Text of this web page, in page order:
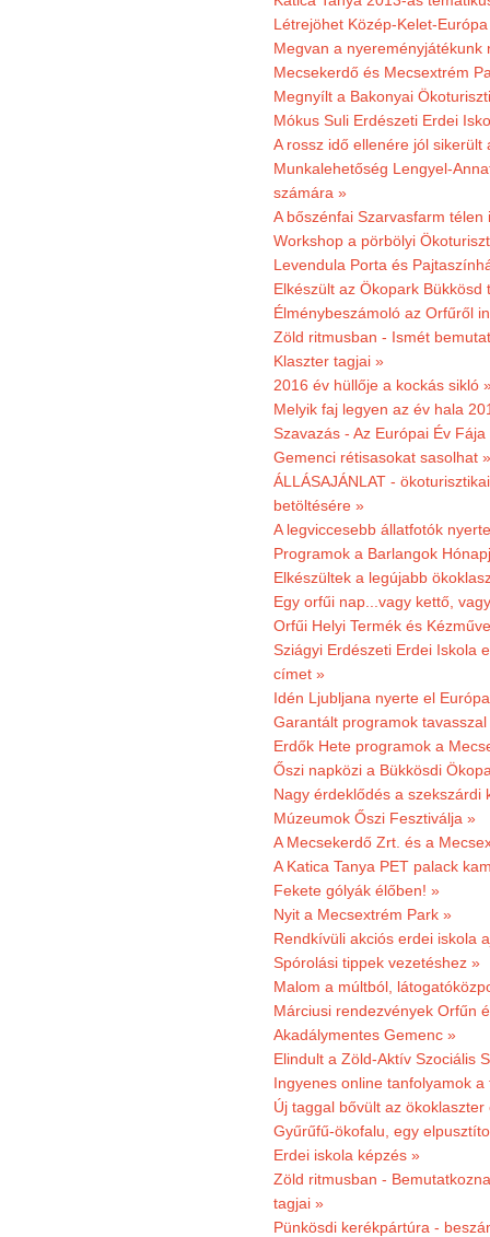
Létrejöhet Közép-Kelet-
Megvan a nyereményjátékunk
Mecsekerdő és Mecsextrém
Megnyílt a Bakonyai
Mókus Suli Erdészeti Erdei
A rossz idő ellenére jól sikerült
Munkalehetőség Lengyel-
számára »
A bőszénfai Szarvasfarm
Workshop a pörbölyi
Levendula Porta és
Elkészült az Ökopark
Élménybeszámoló az Orfűről
Zöld ritmusban - Ismét
Klaszter tagjai »
2016 év hüllője a kockás sikló
Melyik faj legyen az év hala
Szavazás - Az Európai Év
Gemenci rétisasokat sasolhat »
ÁLLÁSAJÁNLAT -
betöltésére »
A legviccesebb állatfotók
Programok a Barlangok
Elkészültek a legújabb
Egy orfűi nap...vagy kettő,
Orfűi Helyi Termék és
Sziágyi Erdészeti Erdei Iskola
címet »
Idén Ljubljana nyerte el
Garantált programok tavasszal
Erdők Hete programok a
Őszi napközi a Bükkösdi
Nagy érdeklődés a szekszárdi
Múzeumok Őszi Fesztiválja »
A Mecsekerdő Zrt. és a
A Katica Tanya PET palack
Fekete gólyák élőben! »
Nyit a Mecsextrém Park »
Rendkívüli akciós erdei iskola
Spórolási tippek vezetéshez »
Malom a múltból,
Márciusi rendezvények Orfűn
Akadálymentes Gemenc »
Elindult a Zöld-Aktív Szociális
Ingyenes online tanfolyamok
Új taggal bővült az ökoklaszter
Gyűrűfű-ökofalu, egy
Erdei iskola képzés »
Zöld ritmusban -
tagjai »
Pünkösdi kerékpártúra -